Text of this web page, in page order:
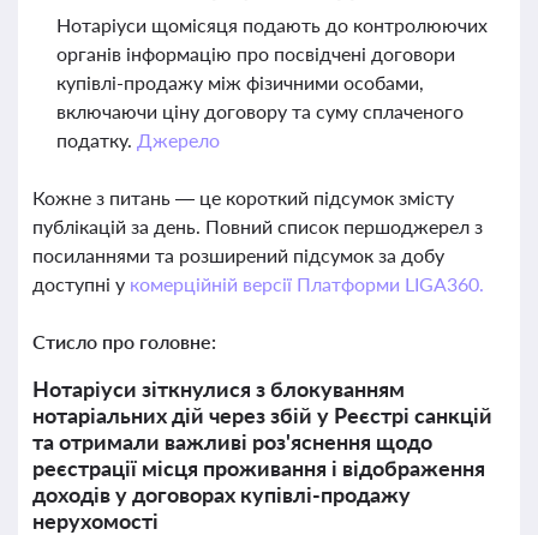
Нотаріуси щомісяця подають до контролюючих
органів інформацію про посвідчені договори
купівлі-продажу між фізичними особами,
включаючи ціну договору та суму сплаченого
податку. Джерело
Кожне з питань — це короткий підсумок змісту
публікацій за день. Повний список першоджерел з
посиланнями та розширений підсумок за добу
доступні у комерційній версії Платформи LIGA360.
Стисло про головне:
Нотаріуси зіткнулися з блокуванням
нотаріальних дій через збій у Реєстрі санкцій
та отримали важливі роз'яснення щодо
реєстрації місця проживання і відображення
доходів у договорах купівлі-продажу
нерухомості